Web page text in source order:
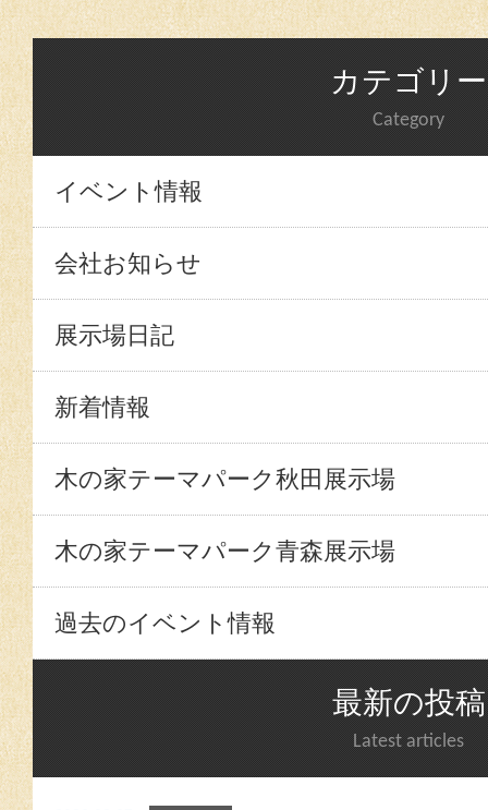
カテゴリー
Category
イベント情報
会社お知らせ
展示場日記
新着情報
木の家テーマパーク秋田展示場
木の家テーマパーク青森展示場
過去のイベント情報
最新の投稿
Latest articles